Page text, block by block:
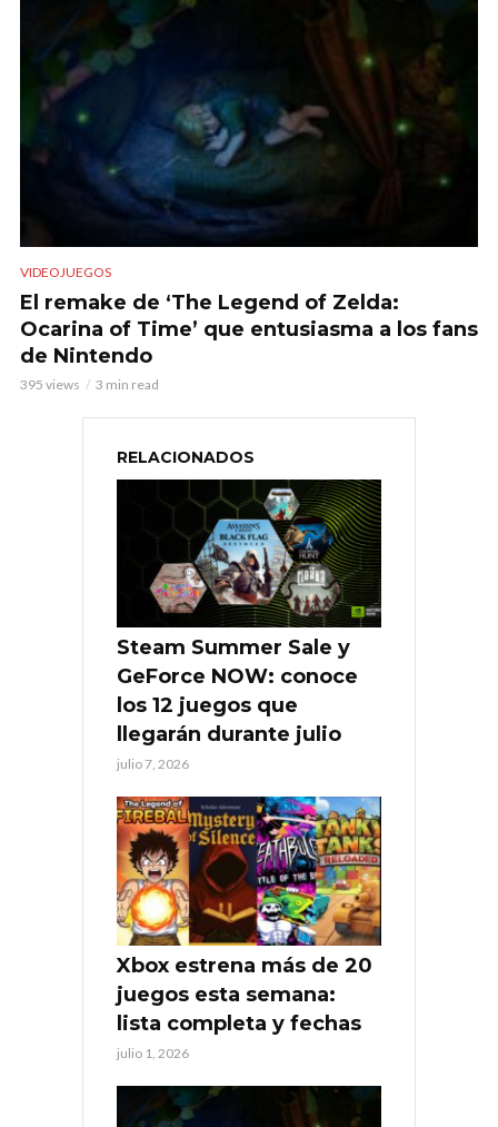
VIDEOJUEGOS
El remake de ‘The Legend of Zelda:
Ocarina of Time’ que entusiasma a los fans
de Nintendo
395 views 3 min read
RELACIONADOS
Steam Summer Sale y
GeForce NOW: conoce
los 12 juegos que
llegarán durante julio
julio 7, 2026
Xbox estrena más de 20
juegos esta semana:
lista completa y fechas
julio 1, 2026